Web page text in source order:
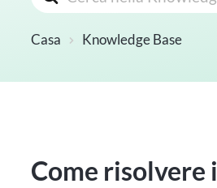
Casa Knowledge Base
Come risolvere i